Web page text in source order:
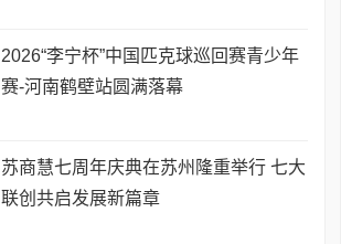
2026“李宁杯”中国匹克球巡回赛青少年
赛-河南鹤壁站圆满落幕
苏商慧七周年庆典在苏州隆重举行 七大
联创共启发展新篇章